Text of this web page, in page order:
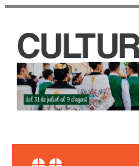
CASA DE
JAUME